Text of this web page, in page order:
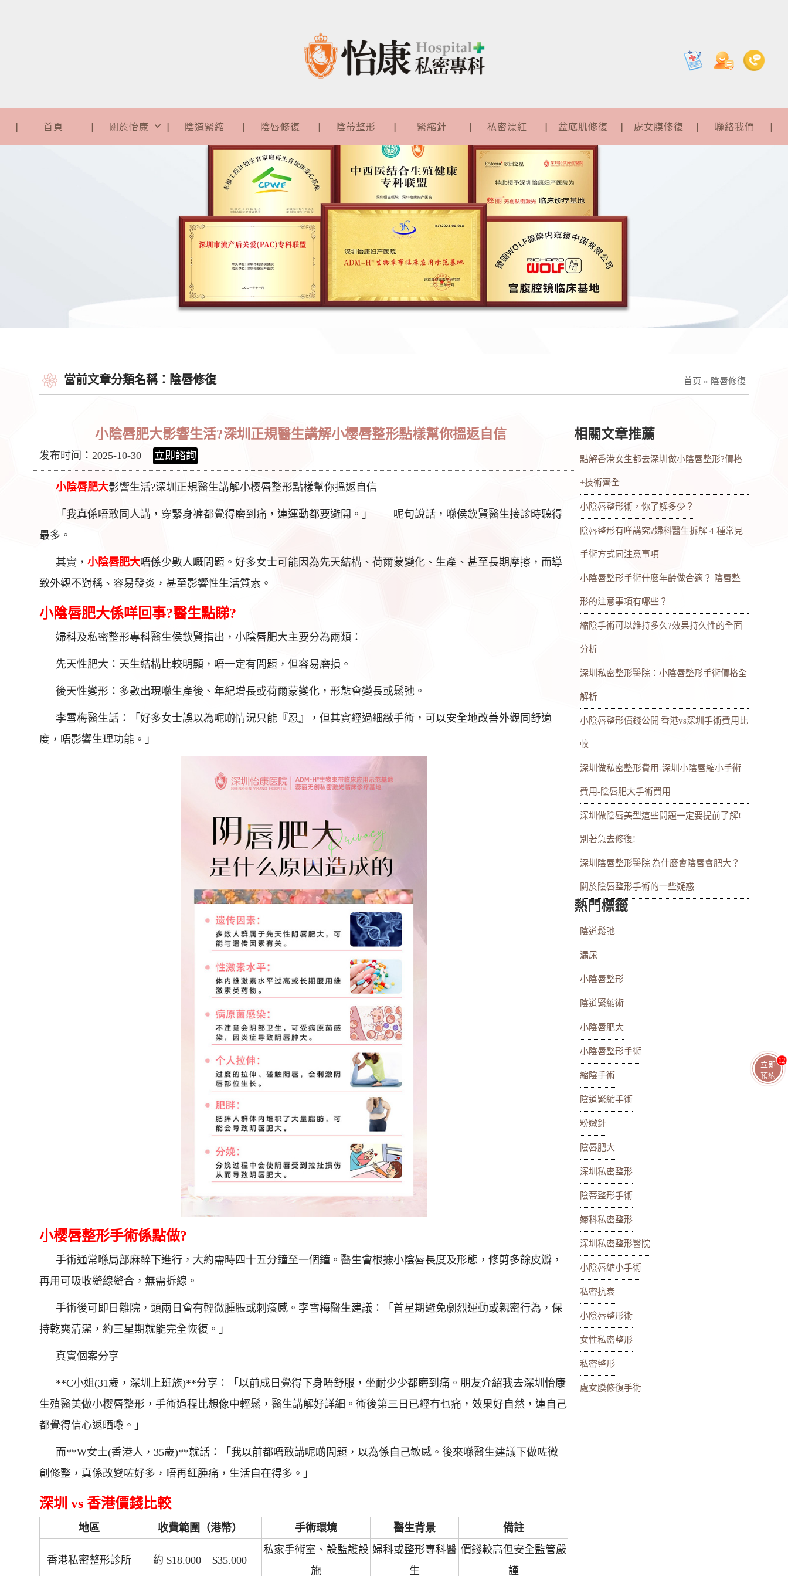
首頁 關於怡康 陰道緊縮 陰唇修復 陰蒂整形 緊縮針 私密漂紅 盆底肌修復 處女膜修復 聯絡我們
當前文章分類名稱：陰唇修復 首页 » 陰唇修復
小陰唇肥大影響生活?深圳正規醫生講解小樱唇整形點樣幫你搵返自信
发布时间：2025-10-30 立即諮詢
小陰唇肥大影響生活?深圳正規醫生講解小樱唇整形點樣幫你搵返自信
「我真係唔敢同人講，穿緊身褲都覺得磨到痛，連運動都要避開。」——呢句說話，喺侯欽賢醫生接診時聽得
最多。
其實，小陰唇肥大唔係少數人嘅問題。好多女士可能因為先天結構、荷爾蒙變化、生產、甚至長期摩擦，而導
致外觀不對稱、容易發炎，甚至影響性生活質素。
小陰唇肥大係咩回事?醫生點睇?
婦科及私密整形專科醫生侯欽賢指出，小陰唇肥大主要分為兩類：
先天性肥大：天生結構比較明顯，唔一定有問題，但容易磨損。
後天性變形：多數出現喺生產後、年紀增長或荷爾蒙變化，形態會變長或鬆弛。
李雪梅醫生話：「好多女士誤以為呢啲情況只能『忍』，但其實經過細緻手術，可以安全地改善外觀同舒適
度，唔影響生理功能。」
小樱唇整形手術係點做?
手術通常喺局部麻醉下進行，大約需時四十五分鐘至一個鐘。醫生會根據小陰唇長度及形態，修剪多餘皮瓣，
再用可吸收縫線縫合，無需拆線。
手術後可即日離院，頭兩日會有輕微腫脹或刺癢感。李雪梅醫生建議：「首星期避免劇烈運動或親密行為，保
持乾爽清潔，約三星期就能完全恢復。」
真實個案分享
**C小姐(31歲，深圳上班族)**分享：「以前成日覺得下身唔舒服，坐耐少少都磨到痛。朋友介紹我去深圳怡康
生殖醫美做小樱唇整形，手術過程比想像中輕鬆，醫生講解好詳細。術後第三日已經冇乜痛，效果好自然，連自己
都覺得信心返晒嚟。」
而**W女士(香港人，35歲)**就話：「我以前都唔敢講呢啲問題，以為係自己敏感。後來喺醫生建議下做咗微
創修整，真係改變咗好多，唔再紅腫痛，生活自在得多。」
深圳 vs 香港價錢比較
地區 收費範圍（港幣） 手術環境 醫生背景 備註
香港私密整形診所 約 $18.000 – $35.000
私家手術室、設監護設
施
婦科或整形專科醫
生
價錢較高但安全監管嚴
謹
相關文章推薦
點解香港女生都去深圳做小陰唇整形?價格
+技術齊全
小陰唇整形術，你了解多少？
陰唇整形有咩講究?婦科醫生拆解 4 種常見
手術方式同注意事項
小陰唇整形手術什麼年齡做合適？ 陰唇整
形的注意事項有哪些？
縮陰手術可以維持多久?效果持久性的全面
分析
深圳私密整形醫院：小陰唇整形手術價格全
解析
小陰唇整形價錢公開|香港vs深圳手術費用比
較
深圳做私密整形費用-深圳小陰唇縮小手術
費用-陰唇肥大手術費用
深圳做陰唇美型這些問題一定要提前了解!
別著急去修復!
深圳陰唇整形醫院|為什麼會陰唇會肥大？
關於陰唇整形手術的一些疑惑
熱門標籤
陰道鬆弛
漏尿
小陰唇整形
陰道緊縮術
小陰唇肥大
小陰唇整形手術
縮陰手術
陰道緊縮手術
粉嫩針
陰唇肥大
深圳私密整形
陰蒂整形手術
婦科私密整形
深圳私密整形醫院
小陰唇縮小手術
私密抗衰
小陰唇整形術
女性私密整形
私密整形
處女膜修復手術
立即
預約
13